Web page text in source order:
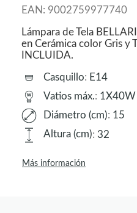
EAN: 9002759977740
Lámpara de Tela
en Cerámica color Gris y
INCLUIDA.
Casquillo: E14
Vatios máx.: 1X40W
Diámetro (cm): 15
Altura (cm): 32
Más información